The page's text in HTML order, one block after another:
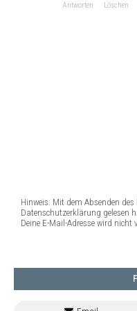
Antworten Löschen
Hinweis: Mit dem Absenden
Datenschutzerklärung gelesen
Deine E-Mail-Adresse wird nicht